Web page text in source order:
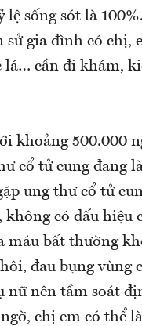
lệ sống sót là
gia đình có chị,
lá… cần đi khám,
khoảng 500.000
cổ tử cung đang
ung thư cổ tử
có dấu hiệu
máu bất thường
đau bụng vùng
nên tầm soát
chị em có thể